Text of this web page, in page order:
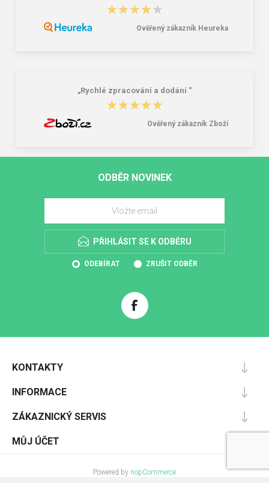
★★★★★
★★★★★
Ověřený zákazník Heureka
„Rychlé zpracování a dodání “
★★★★★
★★★★★
Ověřený zákazník Zboží
ODBĚR NOVINEK
PŘIHLÁSIT SE K ODBĚRU
ODEBÍRAT ZRUŠIT ODBĚR
KONTAKTY
INFORMACE
ZÁKAZNICKÝ SERVIS
MŮJ ÚČET
Powered by nopCommerce